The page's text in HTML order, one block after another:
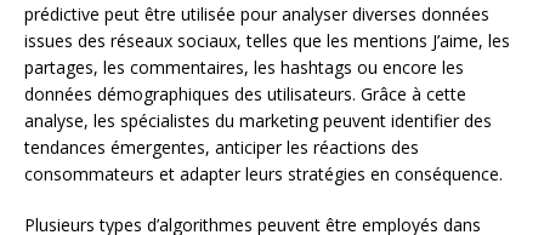
prédictive peut être utilisée pour analyser diverses données
issues des réseaux sociaux, telles que les mentions J’aime, les
partages, les commentaires, les hashtags ou encore les
données démographiques des utilisateurs. Grâce à cette
analyse, les spécialistes du marketing peuvent identifier des
tendances émergentes, anticiper les réactions des
consommateurs et adapter leurs stratégies en conséquence.
Plusieurs types d’algorithmes peuvent être employés dans